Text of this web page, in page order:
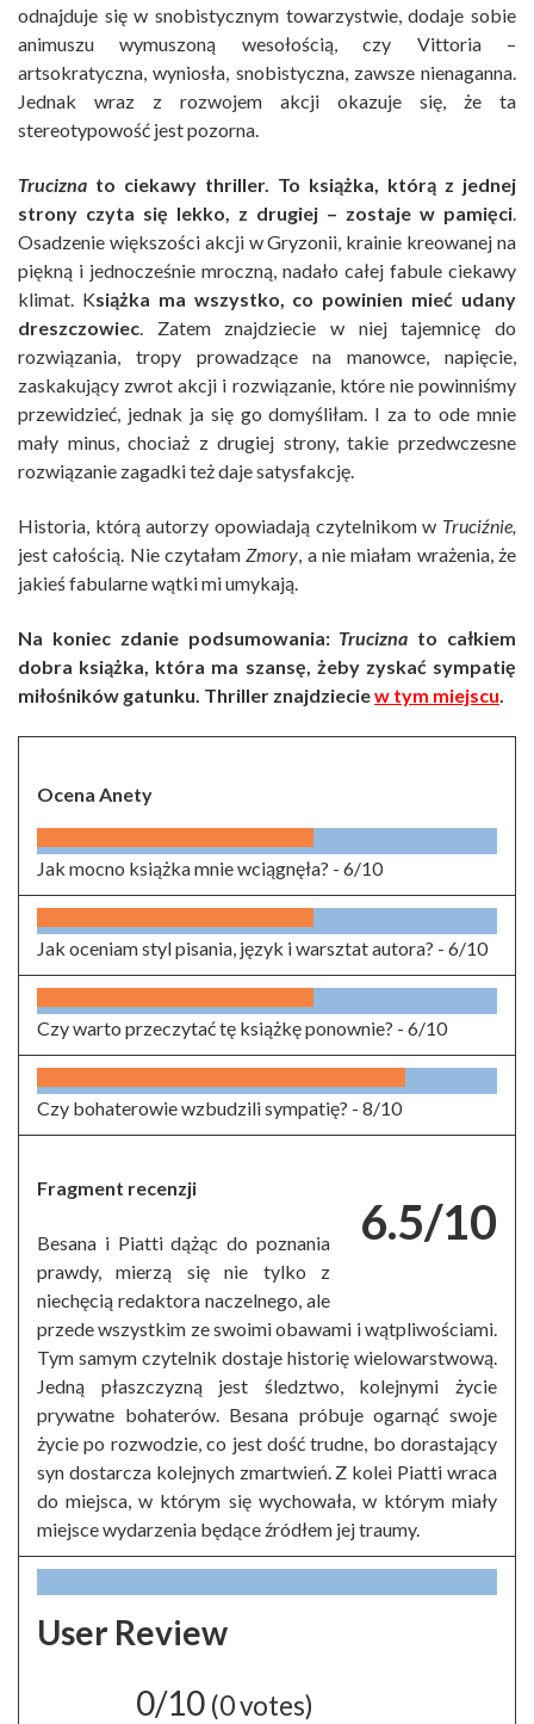
odnajduje się w snobistycznym towarzystwie, dodaje sobie
animuszu wymuszoną wesołością, czy Vittoria –
artsokratyczna, wyniosła, snobistyczna, zawsze nienaganna.
Jednak wraz z rozwojem akcji okazuje się, że ta
stereotypowość jest pozorna.
Trucizna to ciekawy thriller. To książka, którą z jednej
strony czyta się lekko, z drugiej – zostaje w pamięci.
Osadzenie większości akcji w Gryzonii, krainie kreowanej na
piękną i jednocześnie mroczną, nadało całej fabule ciekawy
klimat. Książka ma wszystko, co powinien mieć udany
dreszczowiec. Zatem znajdziecie w niej tajemnicę do
rozwiązania, tropy prowadzące na manowce, napięcie,
zaskakujący zwrot akcji i rozwiązanie, które nie powinniśmy
przewidzieć, jednak ja się go domyśliłam. I za to ode mnie
mały minus, chociaż z drugiej strony, takie przedwczesne
rozwiązanie zagadki też daje satysfakcję.
Historia, którą autorzy opowiadają czytelnikom w Truciźnie,
jest całością. Nie czytałamZmory, a nie miałam wrażenia, że
jakieś fabularne wątki mi umykają.
Na koniec zdanie podsumowania: Trucizna to całkiem
dobra książka, która ma szansę, żeby zyskać sympatię
miłośników gatunku. Thriller znajdzieciew tym miejscu.
Ocena Anety
Jak mocno książka mnie wciągnęła? - 6/10
Jak oceniam styl pisania, język i warsztat autora? - 6/10
Czy warto przeczytać tę książkę ponownie? - 6/10
Czy bohaterowie wzbudzili sympatię? - 8/10
6.5/10
Fragment recenzji
Besana i Piatti dążąc do poznania
prawdy, mierzą się nie tylko z
niechęcią redaktora naczelnego, ale
przede wszystkim ze swoimi obawami i wątpliwościami.
Tym samym czytelnik dostaje historię wielowarstwową.
Jedną płaszczyzną jest śledztwo, kolejnymi życie
prywatne bohaterów. Besana próbuje ogarnąć swoje
życie po rozwodzie, co jest dość trudne, bo dorastający
syn dostarcza kolejnych zmartwień. Z kolei Piatti wraca
do miejsca, w którym się wychowała, w którym miały
miejsce wydarzenia będące źródłem jej traumy.
User Review
0/10 (0votes)